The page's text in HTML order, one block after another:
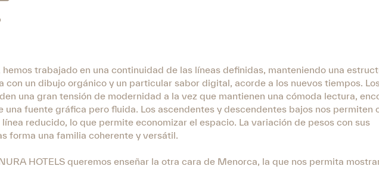
trabajado en una continuidad de las líneas definidas, manteniendo una
con un dibujo orgánico y un particular sabor digital, acorde a los nuevos tiempos.
una gran tensión de modernidad a la vez que mantienen una cómoda lectura,
una fuente gráfica pero fluida. Los ascendentes y descendentes bajos nos permiten
reducido, lo que permite economizar el espacio. La variación de pesos con sus
forma una familia coherente y versátil.
HOTELS queremos enseñar la otra cara de Menorca, la que nos permita